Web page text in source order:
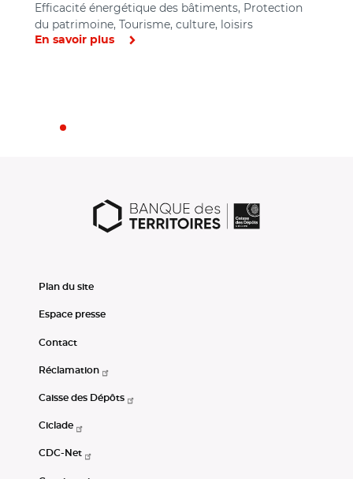
Efficacité énergétique des bâtiments, Protection
du patrimoine, Tourisme, culture, loisirs
En savoir plus
Plan du site
Espace presse
Contact
Réclamation
Caisse des Dépôts
Ciclade
CDC-Net